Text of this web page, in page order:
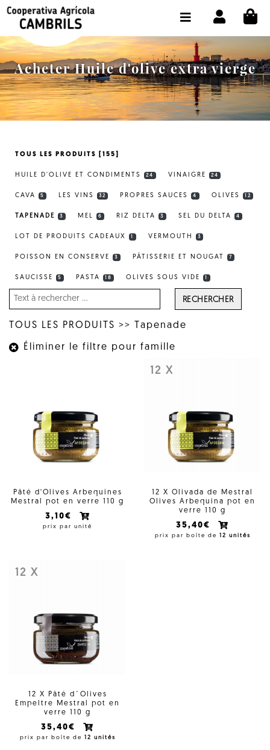
Acheter Huile d'olive extra vierge
TOUS LES PRODUITS [155]
HUILE D'OLIVE ET CONDIMENTS 24 VINAIGRE 24
CAVA 5 LES VINS 32 PROPRES SAUCES 4 OLIVES 12
TAPENADE 3 MEL 6 RIZ DELTA 3 SEL DU DELTA 4
LOT DE PRODUITS CADEAUX VERMOUTH 3
POISSON EN CONSERVE 3 PÂTISSERIE ET NOUGAT 7
SAUCISSE 5 PASTA 18 OLIVES SOUS VIDE
RECHERCHER
TOUS LES PRODUITS >> Tapenade
Éliminer le filtre pour famille
Pâté d'Olives Arbequines
Mestral pot en verre 110 g
3,10€
prix par unité
12 X
12 X Olivada de Mestral
Olives Arbequina pot en
verre 110 g
35,40€
prix par boîte de 12 unités
12 X
12 X Pâté d´Olives
Empeltre Mestral pot en
verre 110 g
35,40€
prix par boîte de 12 unités
BOUTIQUE ACHETER EN LIGNE
LA COOPÉRATIVE
OLEOTOUR
PRODUITS
NOTRE HUILE
CHOISIR LA LANGUE: FR